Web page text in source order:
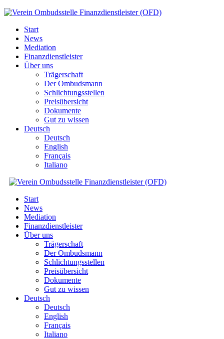
Start
News
Mediation
Finanzdienstleister
Über uns
Trägerschaft
Der Ombudsmann
Schlichtungsstellen
Preisübersicht
Dokumente
Gut zu wissen
Deutsch
Deutsch
English
Français
Italiano
Start
News
Mediation
Finanzdienstleister
Über uns
Trägerschaft
Der Ombudsmann
Schlichtungsstellen
Preisübersicht
Dokumente
Gut zu wissen
Deutsch
Deutsch
English
Français
Italiano